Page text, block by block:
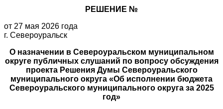
РЕШЕНИЕ №
от 27 мая 2026 года
г. Североуральск
О назначении в Североуральском муниципальном
округе публичных слушаний по вопросу обсуждения
проекта Решения Думы Североуральского
муниципального округа «Об исполнении бюджета
Североуральского муниципального округа за 2025
год»